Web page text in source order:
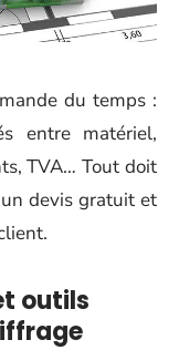
du temps :
entre matériel,
TVA… Tout doit
devis gratuit et
outils